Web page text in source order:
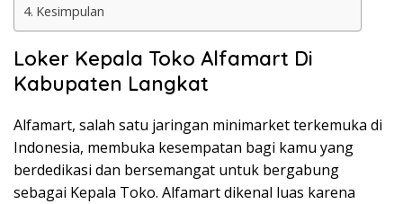
Kesimpulan
Loker Kepala Toko Alfamart Di
Kabupaten Langkat
Alfamart, salah satu jaringan minimarket terkemuka di
Indonesia, membuka kesempatan bagi kamu yang
berdedikasi dan bersemangat untuk bergabung
sebagai Kepala Toko. Alfamart dikenal luas karena